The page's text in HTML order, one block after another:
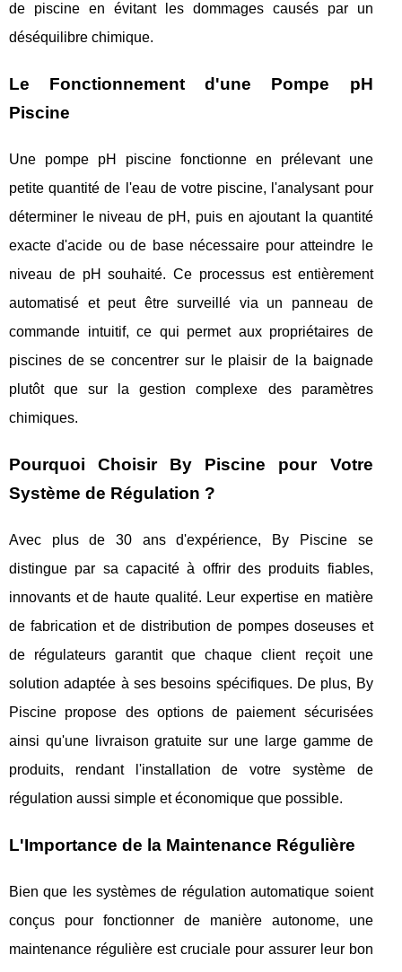
de piscine en évitant les dommages causés par un
déséquilibre chimique.
Le Fonctionnement d'une Pompe pH
Piscine
Une pompe pH piscine fonctionne en prélevant une
petite quantité de l'eau de votre piscine, l'analysant pour
déterminer le niveau de pH, puis en ajoutant la quantité
exacte d'acide ou de base nécessaire pour atteindre le
niveau de pH souhaité. Ce processus est entièrement
automatisé et peut être surveillé via un panneau de
commande intuitif, ce qui permet aux propriétaires de
piscines de se concentrer sur le plaisir de la baignade
plutôt que sur la gestion complexe des paramètres
chimiques.
Pourquoi Choisir By Piscine pour Votre
Système de Régulation ?
Avec plus de 30 ans d'expérience, By Piscine se
distingue par sa capacité à offrir des produits fiables,
innovants et de haute qualité. Leur expertise en matière
de fabrication et de distribution de pompes doseuses et
de régulateurs garantit que chaque client reçoit une
solution adaptée à ses besoins spécifiques. De plus, By
Piscine propose des options de paiement sécurisées
ainsi qu'une livraison gratuite sur une large gamme de
produits, rendant l'installation de votre système de
régulation aussi simple et économique que possible.
L'Importance de la Maintenance Régulière
Bien que les systèmes de régulation automatique soient
conçus pour fonctionner de manière autonome, une
maintenance régulière est cruciale pour assurer leur bon